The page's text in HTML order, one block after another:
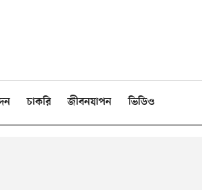
চাকরি জীবনযাপন ভিডিও